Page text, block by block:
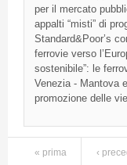
per il mercato
appalti “misti” di
Standard&Poor’s
ferrovieverso
sostenibile”: le
Venezia- Mantovae
promozione dellevie
Pagine
« prima ‹